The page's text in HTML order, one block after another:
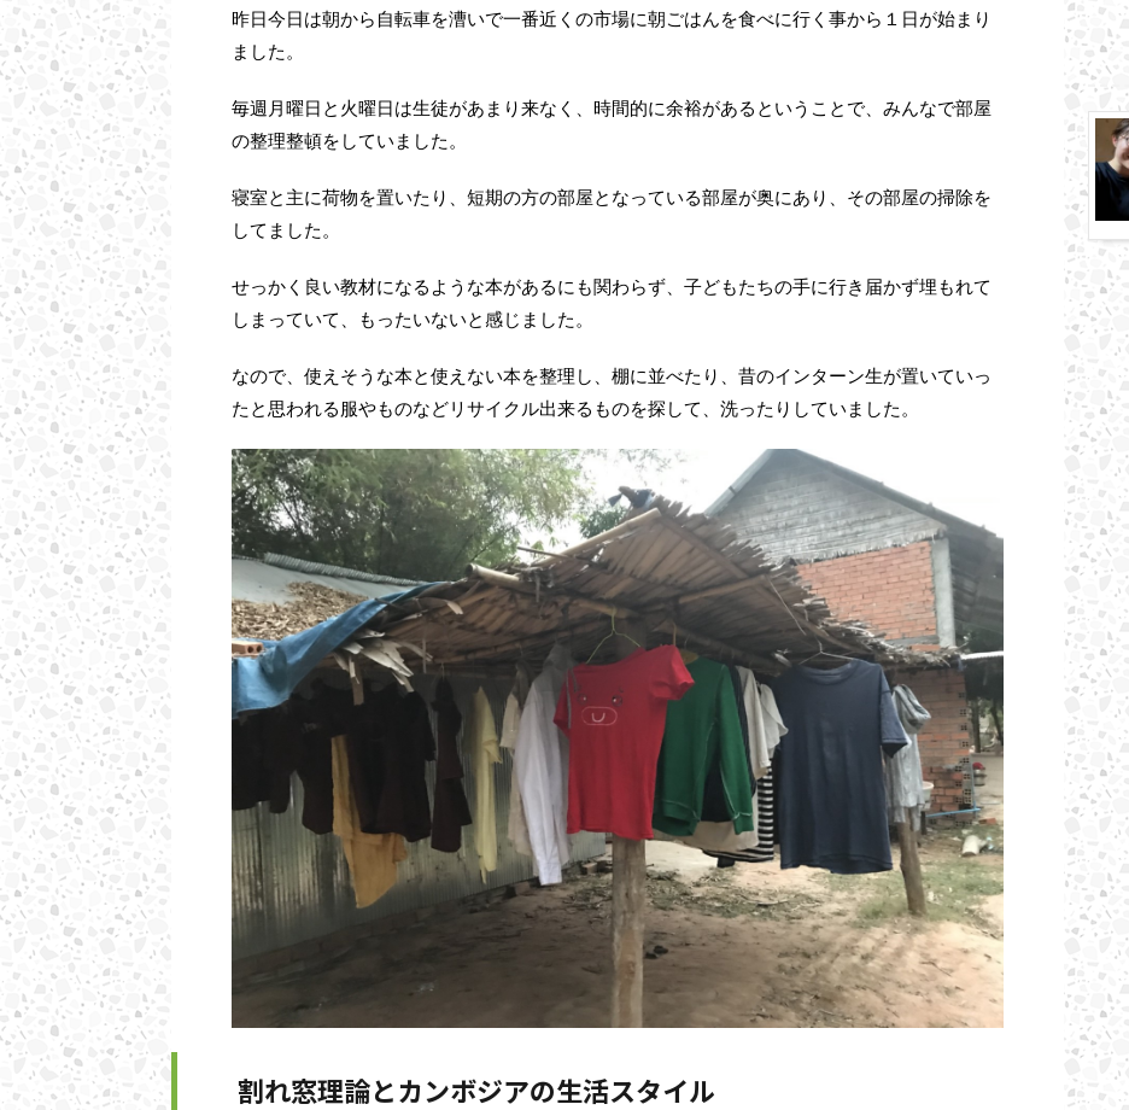
昨日今日は朝から自転車を漕いで一番近くの市場に朝ごはんを食べに行く事から１日が始まり
ました。
毎週月曜日と火曜日は生徒があまり来なく、時間的に余裕があるということで、みんなで部屋
の整理整頓をしていました。
寝室と主に荷物を置いたり、短期の方の部屋となっている部屋が奥にあり、その部屋の掃除を
してました。
せっかく良い教材になるような本があるにも関わらず、子どもたちの手に行き届かず埋もれて
しまっていて、もったいないと感じました。
なので、使えそうな本と使えない本を整理し、棚に並べたり、昔のインターン生が置いていっ
たと思われる服やものなどリサイクル出来るものを探して、洗ったりしていました。
割れ窓理論とカンボジアの生活スタイル